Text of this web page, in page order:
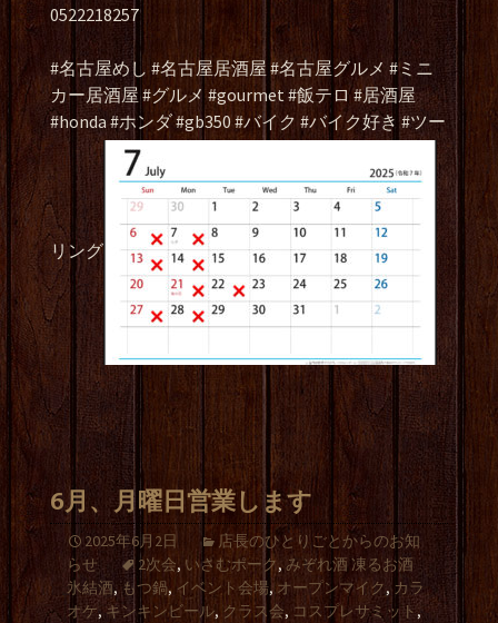
0522218257
#名古屋めし #名古屋居酒屋 #名古屋グルメ #ミニ
カー居酒屋 #グルメ #gourmet #飯テロ #居酒屋
#honda #ホンダ #gb350 #バイク #バイク好き #ツー
リング
6月、月曜日営業します
2025年6月2日
店長のひとりごとからのお知
らせ
2次会, いさむポーク, みぞれ酒 凍るお酒
氷結酒,もつ鍋, イベント会場, オープンマイク,カラ
オケ, キンキンビール, クラス会, コスプレサミット,